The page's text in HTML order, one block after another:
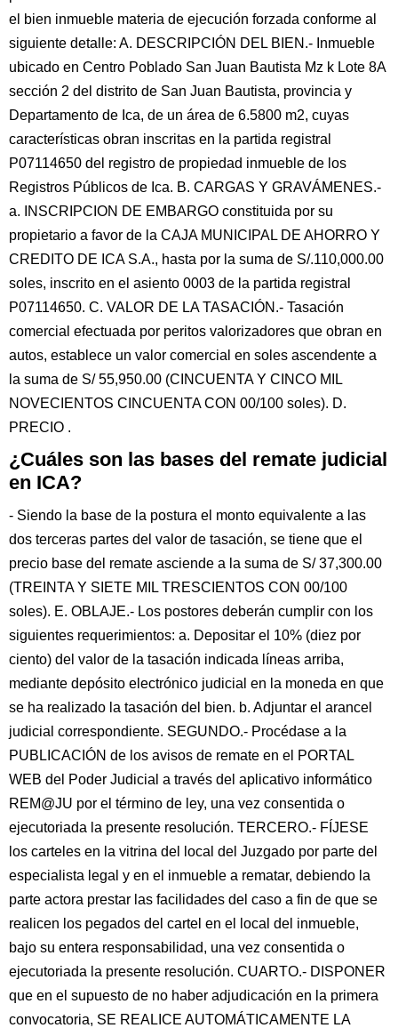
el bien inmueble materia de ejecución forzada conforme al
siguiente detalle: A. DESCRIPCIÓN DEL BIEN.- Inmueble
ubicado en Centro Poblado San Juan Bautista Mz k Lote 8A
sección 2 del distrito de San Juan Bautista, provincia y
Departamento de Ica, de un área de 6.5800 m2, cuyas
características obran inscritas en la partida registral
P07114650 del registro de propiedad inmueble de los
Registros Públicos de Ica. B. CARGAS Y GRAVÁMENES.-
a. INSCRIPCION DE EMBARGO constituida por su
propietario a favor de la CAJA MUNICIPAL DE AHORRO Y
CREDITO DE ICA S.A., hasta por la suma de S/.110,000.00
soles, inscrito en el asiento 0003 de la partida registral
P07114650. C. VALOR DE LA TASACIÓN.- Tasación
comercial efectuada por peritos valorizadores que obran en
autos, establece un valor comercial en soles ascendente a
la suma de S/ 55,950.00 (CINCUENTA Y CINCO MIL
NOVECIENTOS CINCUENTA CON 00/100 soles). D.
PRECIO .
¿Cuáles son las bases del remate judicial
en ICA?
- Siendo la base de la postura el monto equivalente a las
dos terceras partes del valor de tasación, se tiene que el
precio base del remate asciende a la suma de S/ 37,300.00
(TREINTA Y SIETE MIL TRESCIENTOS CON 00/100
soles). E. OBLAJE.- Los postores deberán cumplir con los
siguientes requerimientos: a. Depositar el 10% (diez por
ciento) del valor de la tasación indicada líneas arriba,
mediante depósito electrónico judicial en la moneda en que
se ha realizado la tasación del bien. b. Adjuntar el arancel
judicial correspondiente. SEGUNDO.- Procédase a la
PUBLICACIÓN de los avisos de remate en el PORTAL
WEB del Poder Judicial a través del aplicativo informático
REM@JU por el término de ley, una vez consentida o
ejecutoriada la presente resolución. TERCERO.- FÍJESE
los carteles en la vitrina del local del Juzgado por parte del
especialista legal y en el inmueble a rematar, debiendo la
parte actora prestar las facilidades del caso a fin de que se
realicen los pegados del cartel en el local del inmueble,
bajo su entera responsabilidad, una vez consentida o
ejecutoriada la presente resolución. CUARTO.- DISPONER
que en el supuesto de no haber adjudicación en la primera
convocatoria, SE REALICE AUTOMÁTICAMENTE LA